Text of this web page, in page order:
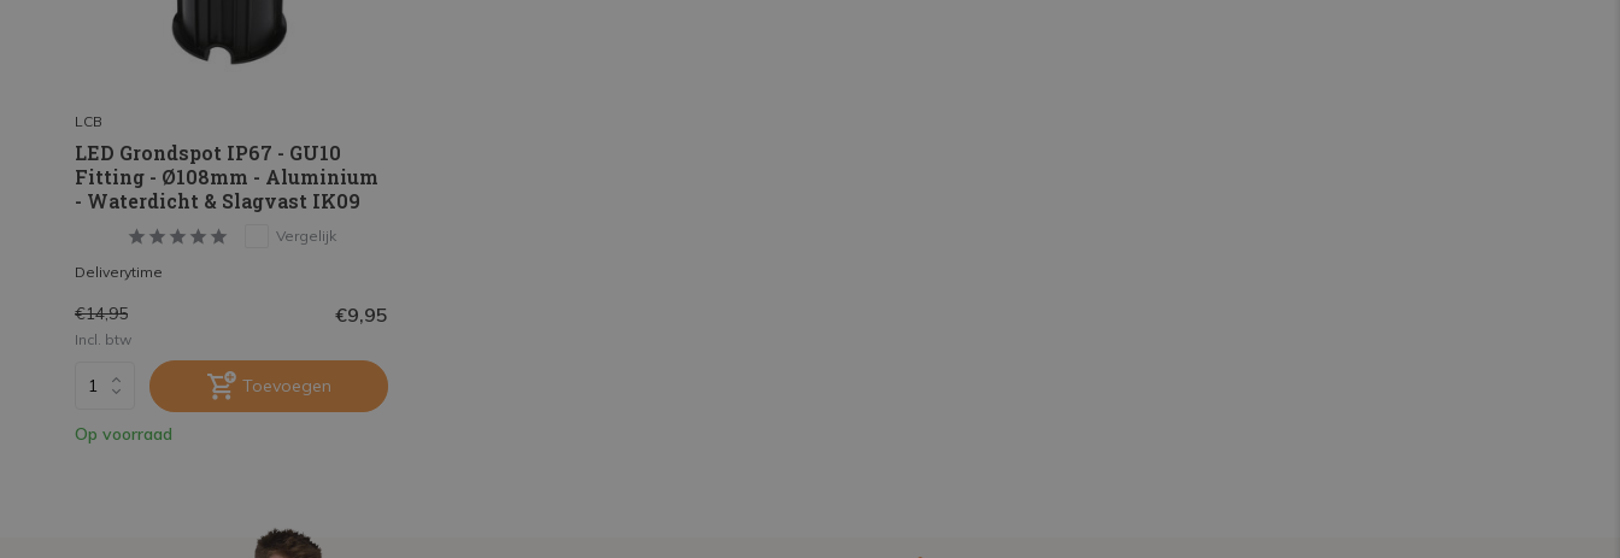
LCB
LED Grondspot IP67 - GU10
Fitting - Ø108mm - Aluminium
- Waterdicht & Slagvast IK09
Vergelijk
Deliverytime
€14,95 €9,95
Incl. btw
Toevoegen
Op voorraad